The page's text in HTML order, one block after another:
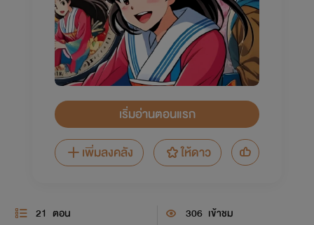
เริ่มอ่านตอนแรก
เพิ่มลงคลัง
ให้ดาว
21 ตอน 306 เข้าชม